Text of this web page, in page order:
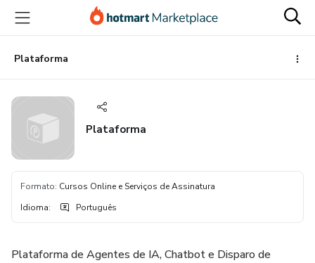
para
conteúdo
principal
para
pagamento
para
rodapé
Plataforma
Plataforma
Formato: Cursos Online e Serviços de Assinatura
Idioma: Português
Plataforma de Agentes de IA, Chatbot e Disparo de